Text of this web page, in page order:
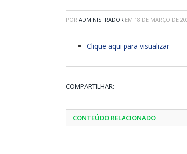
POR ADMINISTRADOR EM 18 DE MARÇO DE
Clique aqui para visualizar
COMPARTILHAR:
CONTEÚDO RELACIONADO